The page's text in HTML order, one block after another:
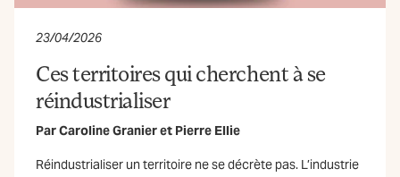
23/04/2026
Ces territoires qui cherchent à se
réindustrialiser
ParCaroline Granieret Pierre Ellie
Réindustrialiser un territoire ne se décrète pas. L’industrie